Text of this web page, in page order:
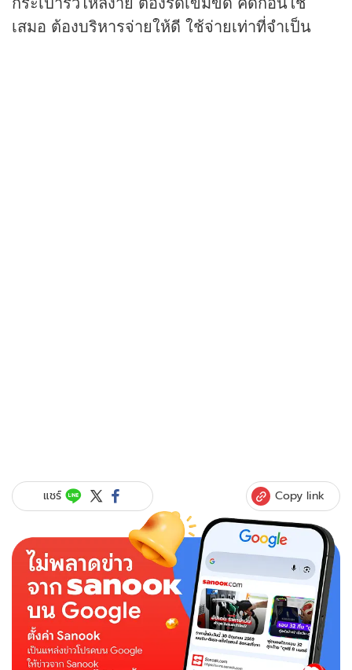
เสมอ ต้องบริหารจ่ายให้ดี ใช้จ่ายเท่าที่จำเป็น
แชร์ Copy link